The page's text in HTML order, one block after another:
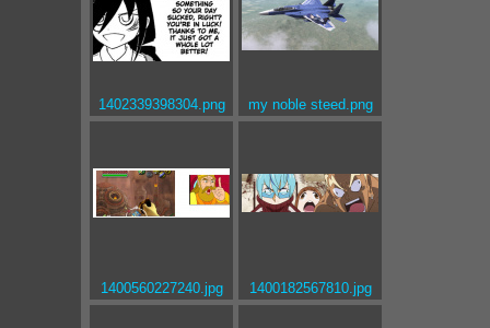
1402339398304.png my noble steed.png
1400560227240.jpg 1400182567810.jpg